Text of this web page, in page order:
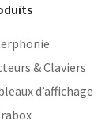
& Claviers
d’affichage